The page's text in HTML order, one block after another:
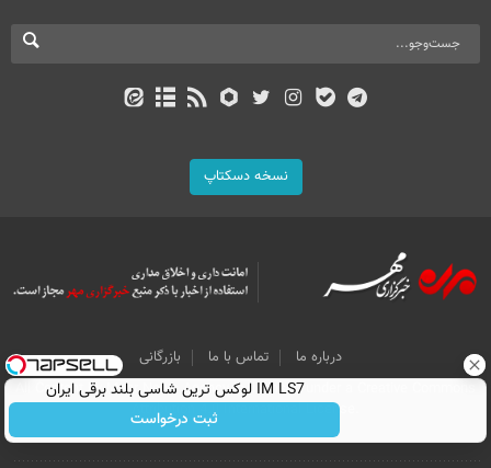
نسخه دسکتاپ
درباره ما تماس با ما
بازرگانی
All Content by Mehr News Agency is licensed under a Creative Commons
Attribution 4.0 International License.
IM LS7 لوکس ترین شاسی بلند برقی ایران
ثبت درخواست